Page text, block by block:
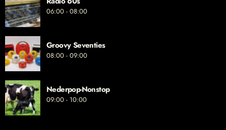
06:00 - 08:00
Groovy Seventies
08:00 - 09:00
Nederpop-Nonstop
09:00 - 10:00